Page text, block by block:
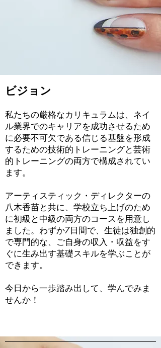
ビジョン
私たちの厳格なカリキュラムは、ネイ
ル業界でのキャリアを成功させるため
に必要不可欠である信じる基盤を形成
するための技術的トレーニングと芸術
的トレーニングの両方で構成されてい
ます。
アーティスティック・ディレクターの
八木香苗と共に、学校立ち上げのため
に初級と中級の両方のコースを用意し
ました。わずか7日間で、生徒は独創的
で専門的な、ご自身の収入・収益をす
ぐに生み出す基礎スキルを学ぶことが
できます。
今日から一歩踏み出して、学んでみま
せんか！